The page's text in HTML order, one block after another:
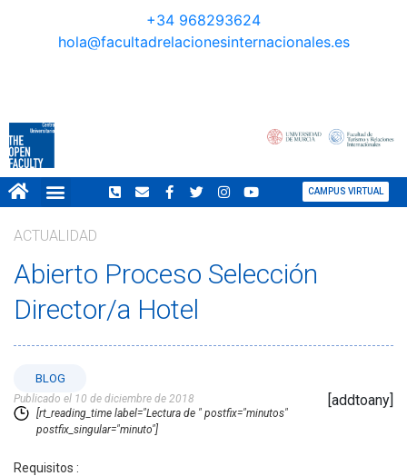
+34 968293624
hola@facultadrelacionesinternacionales.es
CAMPUS VIRTUAL
ACTUALIDAD
Abierto Proceso Selección
Director/a Hotel
BLOG
Publicado el 10 de diciembre de 2018
[rt_reading_time label="Lectura de " postfix="minutos"
postfix_singular="minuto"]
[addtoany]
Requisitos :